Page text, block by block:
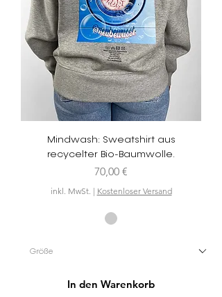
Mindwash: Sweatshirt aus
recycelter Bio-Baumwolle.
Preis
70,00 €
inkl. MwSt. | Kostenloser Versand
In den Warenkorb